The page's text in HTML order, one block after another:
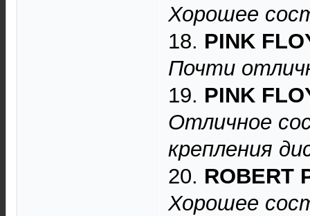
Хорошее
18. PINK
Почти
19. PINK
Отличное
крепления
20. ROBERT
Хорошее